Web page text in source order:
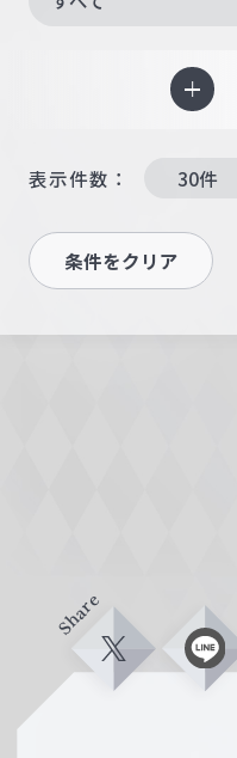
表示件数：
条件をクリア
Share
X L